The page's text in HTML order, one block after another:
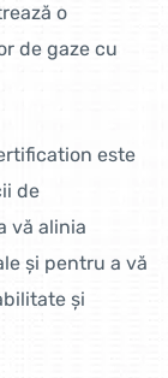
o
de gaze cu
este
de
vă alinia
și pentru a vă
și